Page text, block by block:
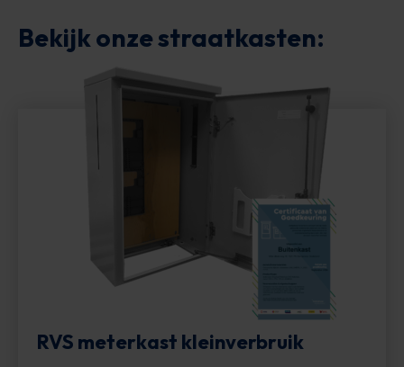
Bekijk onze straatkasten:
RVS meterkast kleinverbruik